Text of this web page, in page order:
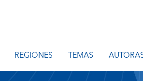
REGIONES TEMAS